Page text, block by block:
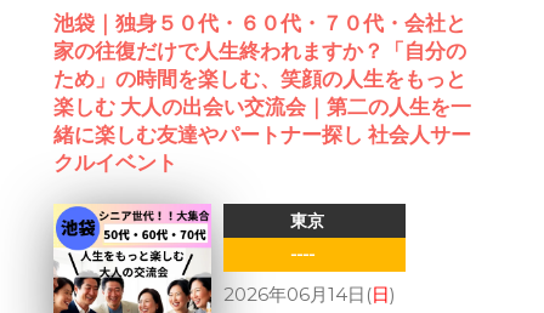
ント詳細
池袋｜独身５０代・６０代・７０代・会社と
家の往復だけで人生終われますか？「自分の
ため」の時間を楽しむ、笑顔の人生をもっと
楽しむ 大人の出会い交流会｜第二の人生を一
緒に楽しむ友達やパートナー探し 社会人サー
クルイベント
東京
----
2026年06月14日(日)